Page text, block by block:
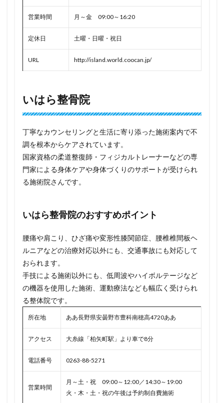
営業時間 月～金 09:00～16:20
定休日 土曜・日曜・祝日
URL http://island.world.coocan.jp/
いはら整骨院
丁寧なカウンセリングと生活に寄り添った施術案内で不
調を根本からケアされています。
国家資格の柔道整復師・フィジカルトレーナーなどの専
門家による身体ケアや身体づくりのサポートが受けられ
る施術院さんです。
いはら整骨院のおすすめポイント
腰痛や肩こり、ひざ痛や変形性膝関節症、腰椎椎間板ヘ
ルニアなどの治療対応以外にも、交通事故にも対応して
おられます。
手技による施術以外にも、低周波やハイボルテージなど
の機器を使用した施術、運動療法なども幅広く受けられ
る整体院です。
所在地 ああ長野県安曇野市豊科南穂高4720ああ
アクセス 大糸線「柏矢町駅」より車で8分
電話番号 0263-88-5271
営業時間
月～土・祝 09:00～12:00／14:30～19:00
火・木・土・祝の午後は予約制自費施術